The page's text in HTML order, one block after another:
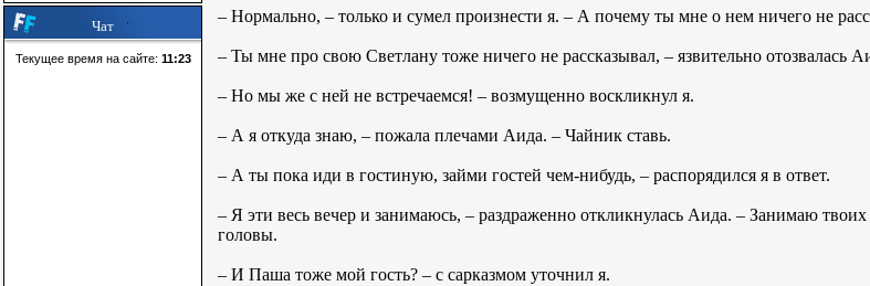
Чат
Текущее время на сайте: 11:23
– Нормально, – только и сумел произнести я. – А почему ты мне о нем ничего не
– Ты мне про свою Светлану тоже ничего не рассказывал, – язвительно отозвалась
– Но мы же с ней не встречаемся! – возмущенно воскликнул я.
– А я откуда знаю, – пожала плечами Аида. – Чайник ставь.
– А ты пока иди в гостиную, займи гостей чем-нибудь, – распорядился я в ответ.
– Я эти весь вечер и занимаюсь, – раздраженно откликнулась Аида. – Занимаю
головы.
– И Паша тоже мой гость? – с сарказмом уточнил я.